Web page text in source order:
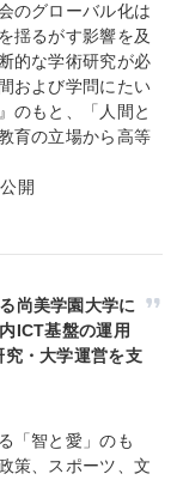
のグローバル化は
揺るがす影響を及
的な学術研究が必
および学問にたい
のもと、「人間と
育の立場から高等
開
尚美学園大学に
ICT基盤の運用
究・大学運営を支
「智と愛」のも
策、スポーツ、文